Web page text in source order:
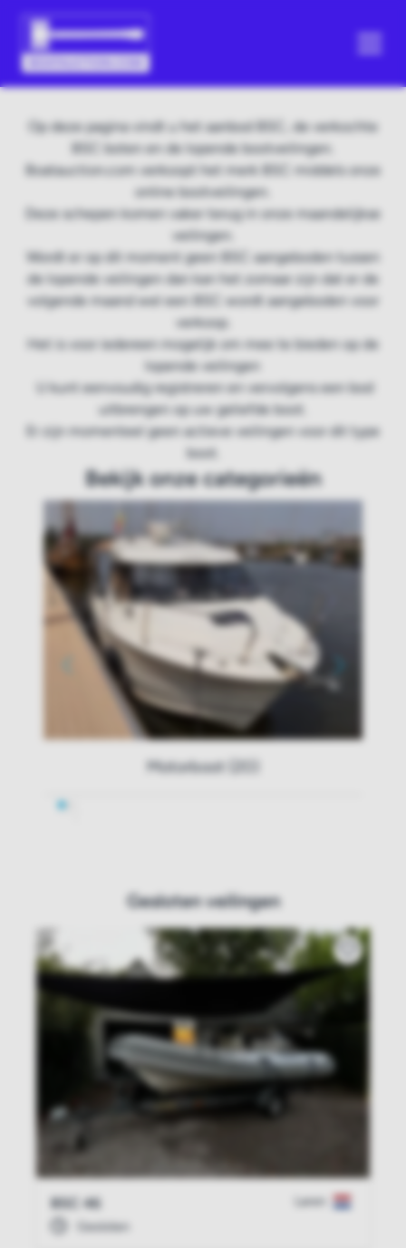
Op deze pagina vindt u het aanbod BSC, de verkochte
BSC boten en de lopende bootveilingen.
Boatauction.com verkoopt het merk BSC middels onze
online bootveilingen.
Deze schepen komen vaker terug in onze maandelijkse
veilingen.
Wordt er op dit moment geen BSC aangeboden tussen
de lopende veilingen dan kan het zomaar zijn dat er de
volgende maand wel een BSC wordt aangeboden voor
verkoop.
Het is voor iedereen mogelijk om mee te bieden op de
lopende veilingen
U kunt eenvoudig registreren en vervolgens een bod
uitbrengen op uw geliefde boot.
Er zijn momenteel geen actieve veilingen voor dit type
boot.
Bekijk onze categorieën
Motorboot (20)
Gesloten veilingen
BSC 46
Laren
Gesloten